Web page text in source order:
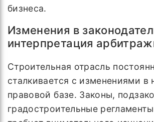
бизнеса.
Изменения в
интерпретация
Строительная отрасль
сталкивается с изменениями в
правовой базе. Законы,
градостроительные